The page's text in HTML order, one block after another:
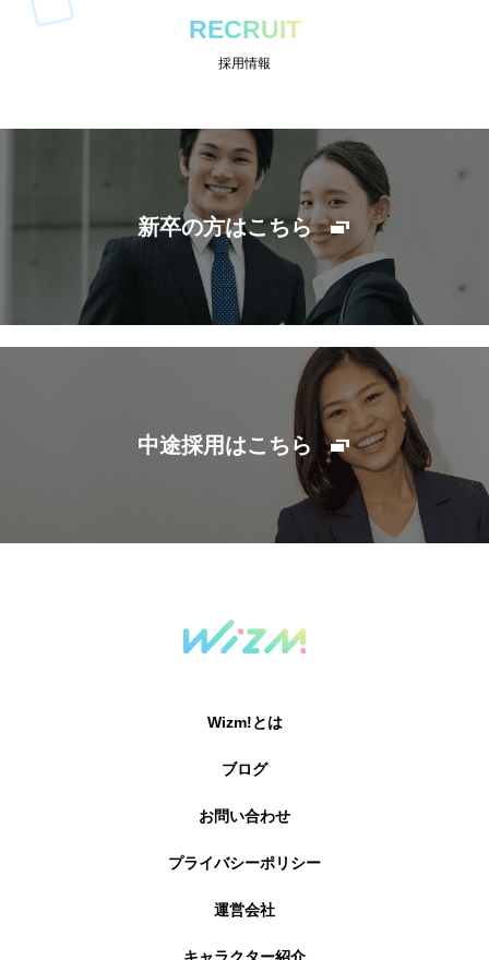
RECRUIT
採用情報
新卒の方はこちら
中途採用はこちら
Wizm!とは
ブログ
お問い合わせ
プライバシーポリシー
運営会社